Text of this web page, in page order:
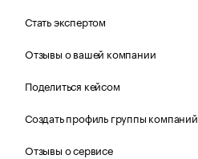
Стать экспертом
Отзывы о вашей компании
Поделиться кейсом
Создать профиль группы компаний
Отзывы о сервисе